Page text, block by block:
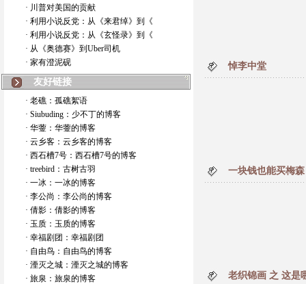
· 川普对美国的贡献
· 利用小说反党：从《来君绰》到《
· 利用小说反党：从《玄怪录》到《
· 从《奥德赛》到Uber司机
· 家有澄泥砚
友好链接
· 老礁：孤礁絮语
· Siubuding：少不丁的博客
· 华蓥：华蓥的博客
· 云乡客：云乡客的博客
· 西石槽7号：西石槽7号的博客
· treebird：古树古羽
· 一冰：一冰的博客
· 李公尚：李公尚的博客
· 倩影：倩影的博客
· 玉质：玉质的博客
· 幸福剧团：幸福剧团
· 自由鸟：自由鸟的博客
· 湮灭之城：湮灭之城的博客
· 旅泉：旅泉的博客
悼李中堂
一块钱也能买梅森
老织锦画 之 这是